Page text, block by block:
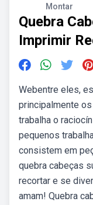
Montar
Quebra
Imprimir
Webentre eles,
principalmente
trabalha o
pequenos
consistem em
quebra cabeças
recortar e se
amam! Quebra